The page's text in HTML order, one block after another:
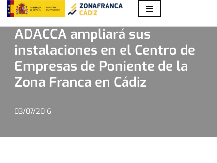
en Cádiz
ADACCA ampliará sus
instalaciones en el Centro de
Empresas de Poniente de la
Zona Franca en Cádiz
03/07/2016